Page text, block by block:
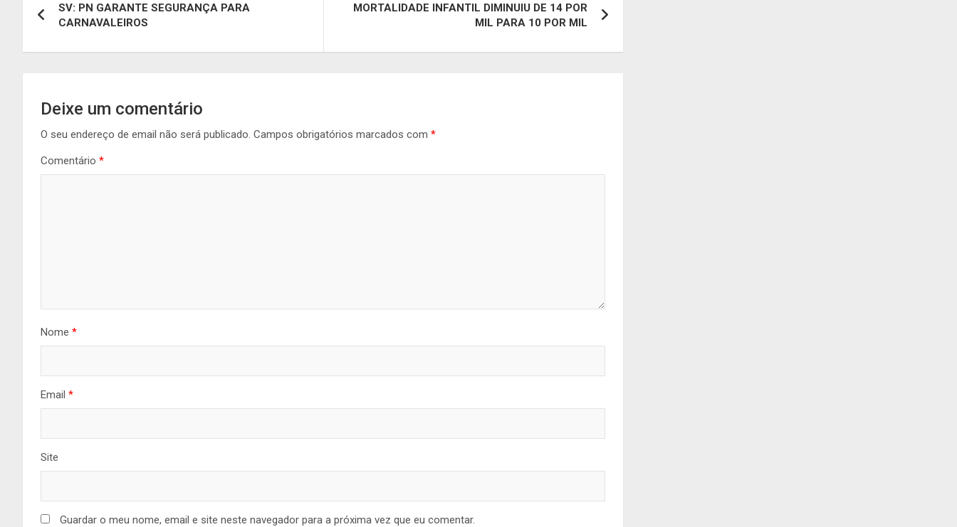
de
artigos
SV: PN GARANTE SEGURANÇA PARA
CARNAVALEIROS
MORTALIDADE INFANTIL DIMINUIU DE 14 POR
MIL PARA 10 POR MIL
Deixe um comentário
O seu endereço de email não será publicado. Campos obrigatórios marcados com *
Comentário *
Nome *
Email *
Site
Guardar o meu nome, email e site neste navegador para a próxima vez que eu comentar.